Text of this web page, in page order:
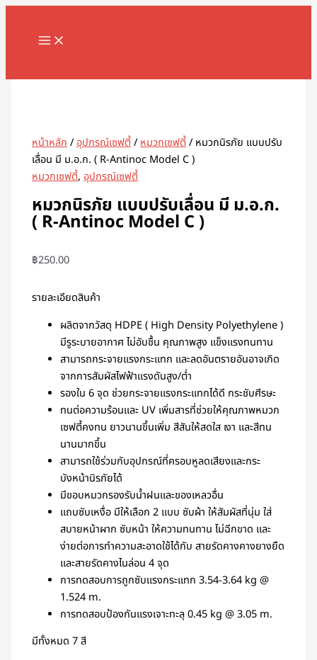
Skip
content
MAIN
หน้าหลัก/อุปกรณ์เซฟตี้/หมวกเซฟตี้/ หมวกนิรภัย แบบปรับ
เลื่อน มี ม.อ.ก. ( R-Antinoc Model C )
หมวกเซฟตี้,อุปกรณ์เซฟตี้
หมวกนิรภัย แบบปรับเลื่อน มี ม.อ.ก.
( R-Antinoc Model C )
฿250.00
รายละเอียดสินค้า
ผลิตจากวัสดุ HDPE ( High Density Polyethylene )
มีรูระบายอากาศ ไม่อับชื้น คุณภาพสูง แข็งแรงทนทาน
สามารถกระจายแรงกระแทก และลดอันตรายอันอาจเกิด
จากการสัมผัสไฟฟ้าแรงดันสูง/ต่ำ
รองใน 6 จุด ช่วยกระจายแรงกระแทกได้ดี กระชับศีรษะ
ทนต่อความร้อนและ UV เพิ่มสารที่ช่วยให้คุณภาพหมวก
เซฟตี้คงทน ยาวนานขึ้นเพิ่ม สีสันให้สดใส เงา และสีทน
นานมากขึ้น
สามารถใช้ร่วมกับอุปกรณ์ที่ครอบหูลดเสียงและกระ
บังหน้านิรภัยได้
มีขอบหมวกรองรับน้ำฝนและของเหลวอื่น
แถบซับเหงื่อ มีให้เลือก 2 แบบ ซับผ้า ให้สัมผัสที่นุ่ม ใส่
สบายหน้าผาก ซับหน้า ให้ความทนทาน ไม่ฉีกขาด และ
ง่ายต่อการทำความสะอาดใช้ได้กับ สายรัดคางคางยางยืด
และสายรัดคางไนล่อน 4 จุด
การทดสอบการถูกซับแรงกระแทก 3.54-3.64 kg @
1.524 m.
การทดสอบป้องกันแรงเจาะทะลุ 0.45 kg @ 3.05 m.
มีทั้งหมด 7 สี
จำนวน
นิรภัย
ปรับ
(
R-
Antinoc
C
)